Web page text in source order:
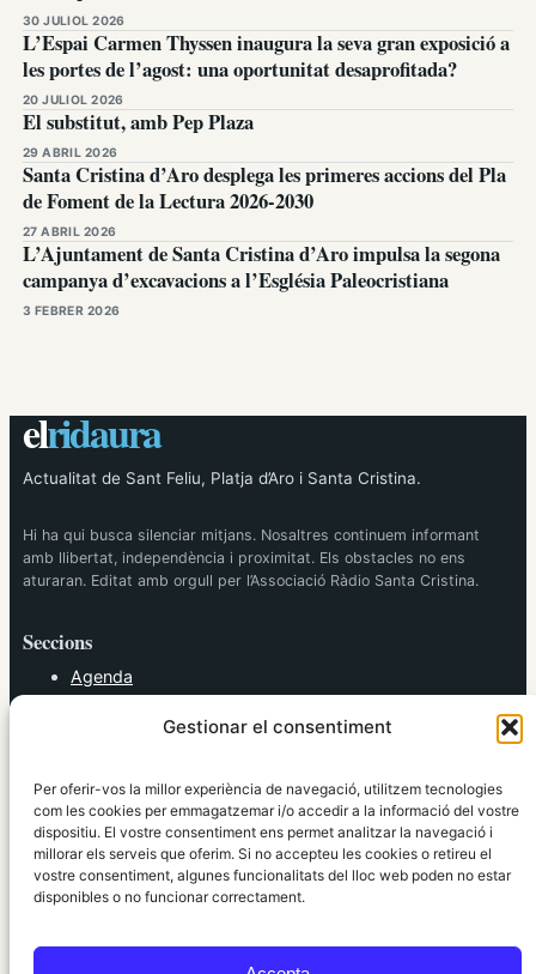
Gestionar el consentiment
Per oferir-vos la millor experiència de navegació, utilitzem tecnologies
com les cookies per emmagatzemar i/o accedir a la informació del vostre
dispositiu. El vostre consentiment ens permet analitzar la navegació i
millorar els serveis que oferim. Si no accepteu les cookies o retireu el
vostre consentiment, algunes funcionalitats del lloc web poden no estar
disponibles o no funcionar correctament.
30 JULIOL 2026
L’Espai Carmen Thyssen inaugura la seva gran exposició a
les portes de l’agost: una oportunitat desaprofitada?
20 JULIOL 2026
El substitut, amb Pep Plaza
29 ABRIL 2026
Santa Cristina d’Aro desplega les primeres accions del Pla
de Foment de la Lectura 2026-2030
27 ABRIL 2026
L’Ajuntament de Santa Cristina d’Aro impulsa la segona
campanya d’excavacions a l’Església Paleocristiana
3 FEBRER 2026
elridaura
Actualitat de Sant Feliu, Platja d’Aro i Santa Cristina.
Hi ha qui busca silenciar mitjans. Nosaltres continuem informant
amb llibertat, independència i proximitat. Els obstacles no ens
aturaran. Editat amb orgull per l’Associació Ràdio Santa Cristina.
Seccions
Agenda
Política
Societat
Tendències
elRidaura.com